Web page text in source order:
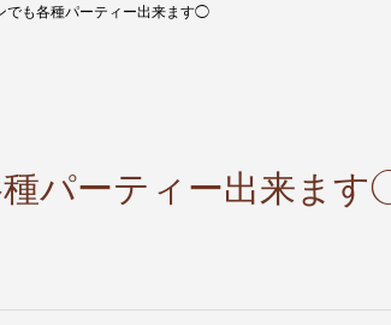
も各種パーティー出来ます◯
パーティー出来ま